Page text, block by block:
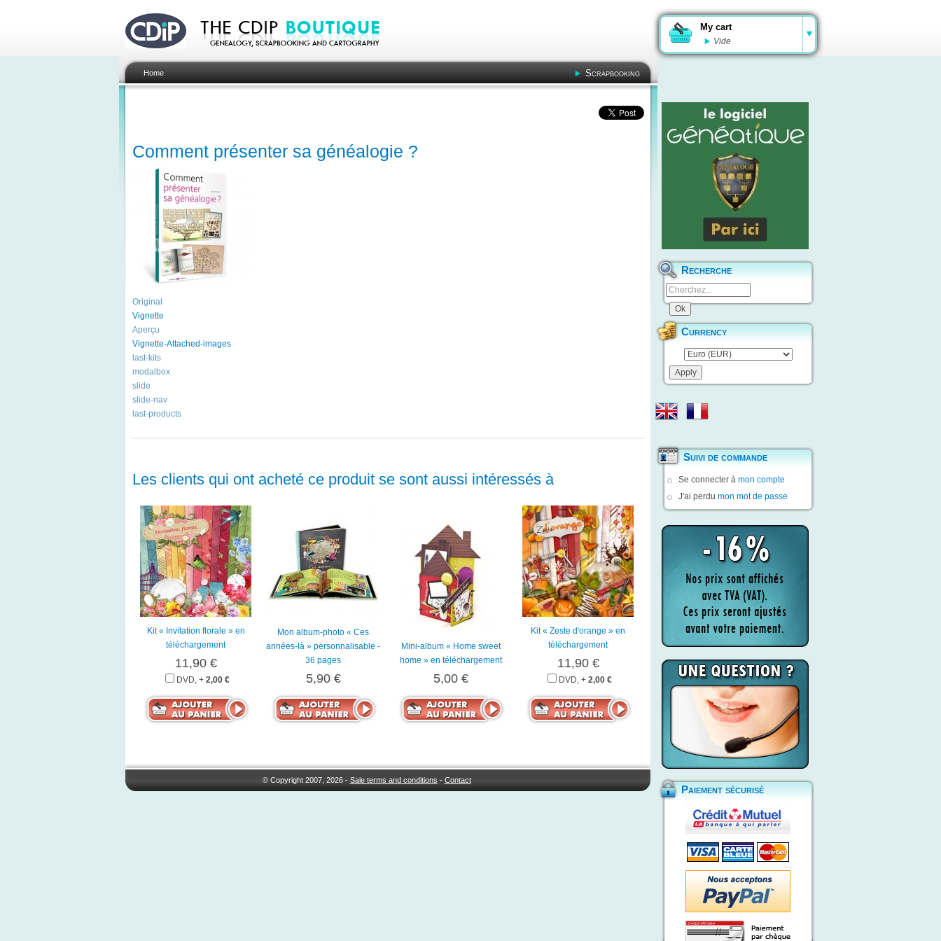
My cart
Vide
Home Scrapbooking
Comment présenter sa généalogie ?
Original
Vignette
Aperçu
Vignette-Attached-images
last-kits
modalbox
slide
slide-nav
last-products
Les clients qui ont acheté ce produit se sont aussi intéressés à
Kit « Invitation florale » en
téléchargement
11,90 €
DVD, + 2,00 €
Mon album-photo « Ces
années-là » personnalisable -
36 pages
5,90 €
Mini-album « Home sweet
home » en téléchargement
5,00 €
Kit « Zeste d'orange » en
téléchargement
11,90 €
DVD, + 2,00 €
© Copyright 2007, 2026 - Sale terms and conditions - Contact
Recherche
Currency
Suivi de commande
Se connecter à mon compte
J'ai perdu mon mot de passe
Paiement sécurisé